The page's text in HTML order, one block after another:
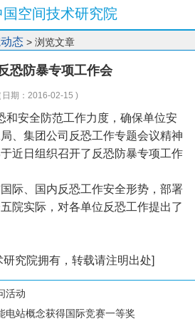
国空间技术研究院
态 > 浏览文章
恐防暴专项工作会
日期：2016-02-15 )
和安全防范工作力度，确保单位安
、集团公司反恐工作专题会议精神
近日组织召开了反恐防暴专项工作
际、国内反恐工作安全形势，部署
院实际，对各单位反恐工作提出了
究院拥有，转载请注明出处]
活动
电站概念获得国际竞赛一等奖